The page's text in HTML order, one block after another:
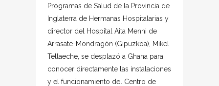
Programas de Salud de la Provincia de
Inglaterra de Hermanas Hospitalarias y
director del Hospital Aita Menni de
Arrasate-Mondragón (Gipuzkoa), Mikel
Tellaeche, se desplazó a Ghana para
conocer directamente las instalaciones
y el funcionamiento del Centro de